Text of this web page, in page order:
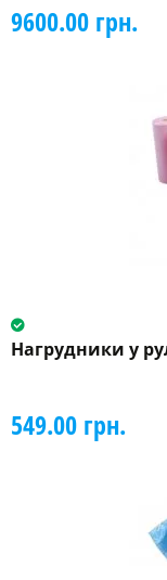
9600.00 грн.
Нагрудники у
549.00 грн.